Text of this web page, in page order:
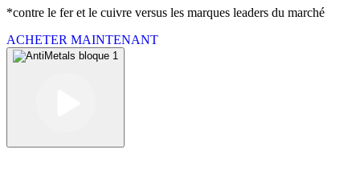
*contre le fer et le cuivre versus les marques leaders du marché
ACHETER MAINTENANT